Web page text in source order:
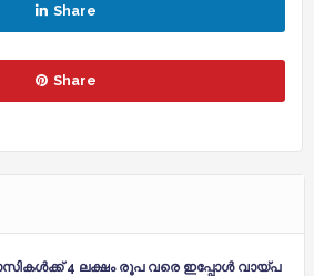
Share
Share
4 ലക്ഷം രൂപ വരെ ഇപ്പോൾ വായ്പ